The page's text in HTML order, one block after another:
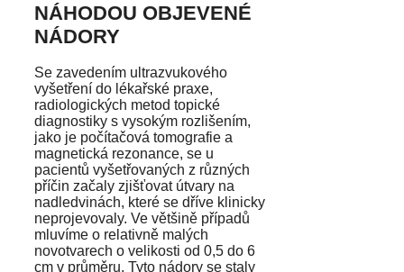
NÁHODOU OBJEVENÉ
NÁDORY
Se zavedením ultrazvukového
vyšetření do lékařské praxe,
radiologických metod topické
diagnostiky s vysokým rozlišením,
jako je počítačová tomografie a
magnetická rezonance, se u
pacientů vyšetřovaných z různých
příčin začaly zjišťovat útvary na
nadledvinách, které se dříve klinicky
neprojevovaly. Ve většině případů
mluvíme o relativně malých
novotvarech o velikosti od 0,5 do 6
cm v průměru. Tyto nádory se staly